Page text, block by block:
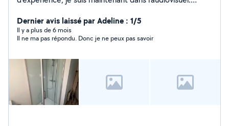
également dans le montage de meubles IKEA pour le
relogement des Ukrainiens J'aime la perfection dans un
travail
Dernier avis laissé par Adeline : 1/5
Il y a plus de 6 mois
Il ne ma pas répondu. Donc je ne peux pas savoir